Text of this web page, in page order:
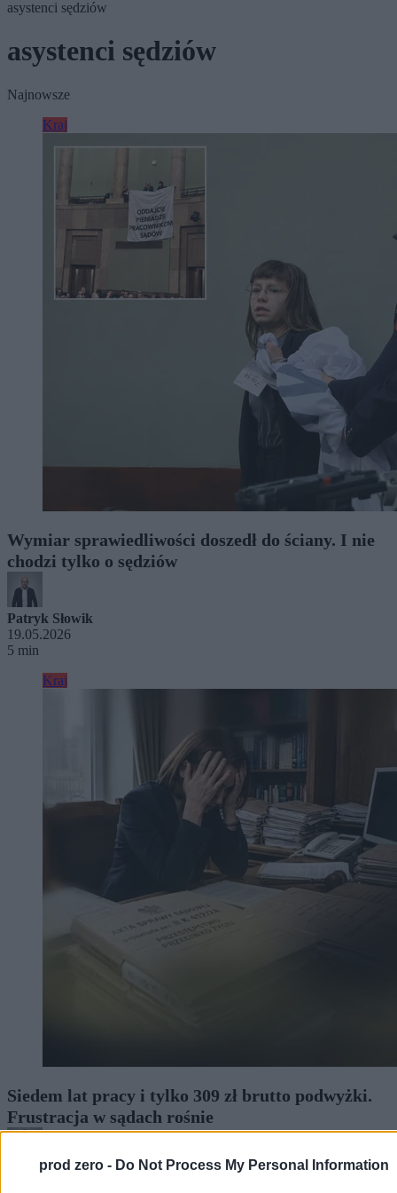
prod zero - Do Not Process My Personal Information
asystenci sędziów
asystenci sędziów
Najnowsze
Kraj
Wymiar sprawiedliwości doszedł do ściany. I nie
chodzi tylko o sędziów
Patryk Słowik
19.05.2026
5 min
Kraj
Siedem lat pracy i tylko 309 zł brutto podwyżki.
Frustracja w sądach rośnie
Bartosz Michalski